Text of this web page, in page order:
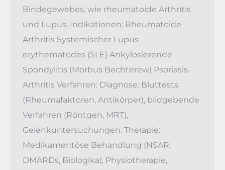
Bindegewebes, wie rheumatoide Arthritis
und Lupus. Indikationen: Rheumatoide
Arthritis Systemischer Lupus
erythematodes (SLE) Ankylosierende
Spondylitis (Morbus Bechterew) Psoriasis-
Arthritis Verfahren: Diagnose: Bluttests
(Rheumafaktoren, Antikörper), bildgebende
Verfahren (Röntgen, MRT),
Gelenkuntersuchungen. Therapie:
Medikamentöse Behandlung (NSAR,
DMARDs, Biologika), Physiotherapie,